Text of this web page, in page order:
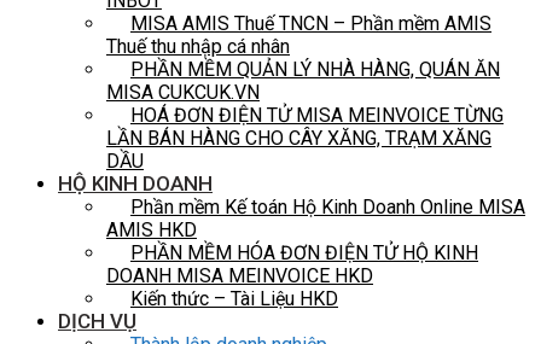
MISA AMIS Thuế TNCN – Phần mềm AMIS
Thuế thu nhập cá nhân
PHẦN MỀM QUẢN LÝ NHÀ HÀNG, QUÁN ĂN
MISA CUKCUK.VN
HOÁ ĐƠN ĐIỆN TỬ MISA MEINVOICE TỪNG
LẦN BÁN HÀNG CHO CÂY XĂNG, TRẠM XĂNG
DẦU
HỘ KINH DOANH
Phần mềm Kế toán Hộ Kinh Doanh Online MISA
AMIS HKD
PHẦN MỀM HÓA ĐƠN ĐIỆN TỬ HỘ KINH
DOANH MISA MEINVOICE HKD
Kiến thức – Tài Liệu HKD
DỊCH VỤ